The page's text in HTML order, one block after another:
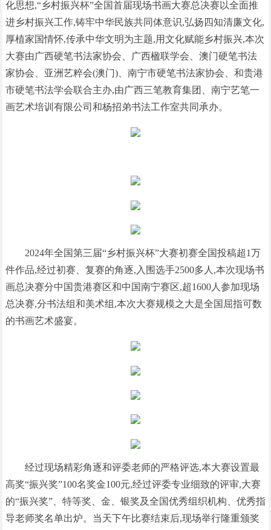
化思想,“乡村振兴杯”全国首届现场书画大赛总决赛以全面推
进乡村振兴工作,铸牢中华民族共同体意识,弘扬四知清廉文化,
厚植家国情怀,传承中华文明为主题,用文化赋能乡村振兴,本次
大赛由广西硬笔书法家协会、广西楹联学会、澳门硬笔书法
家协会、亚洲艺粹会(澳门)、南宁市硬笔书法家协会、和贵港
市硬笔书法学会联合主办,由广西三笔教育集团、南宁艺笔一
画艺术培训有限公司和杨招弟书法工作室共同承办。
2024年全国第三届“乡村振兴杯”大赛初赛全国投稿超1万
件作品,经过初赛、复赛的角逐,入围选手2500多人,本次现场书
画总决赛分中国贵港赛区和中国南宁赛区,超1600人参加现场
总决赛,分书法组和美术组,本次大赛规模之大是全国屈指可数
的书画艺术盛宴。
经过现场精彩角逐和评委老师的严格评选,本大赛设置最
高奖“振兴奖”100名奖金100元,经过评委专业细致的评审,大赛
的“振兴奖”、特等奖、金、银奖及全国优秀组织机构、优秀指
导老师奖名单出炉。当天下午比赛结束后,现场举行隆重颁奖